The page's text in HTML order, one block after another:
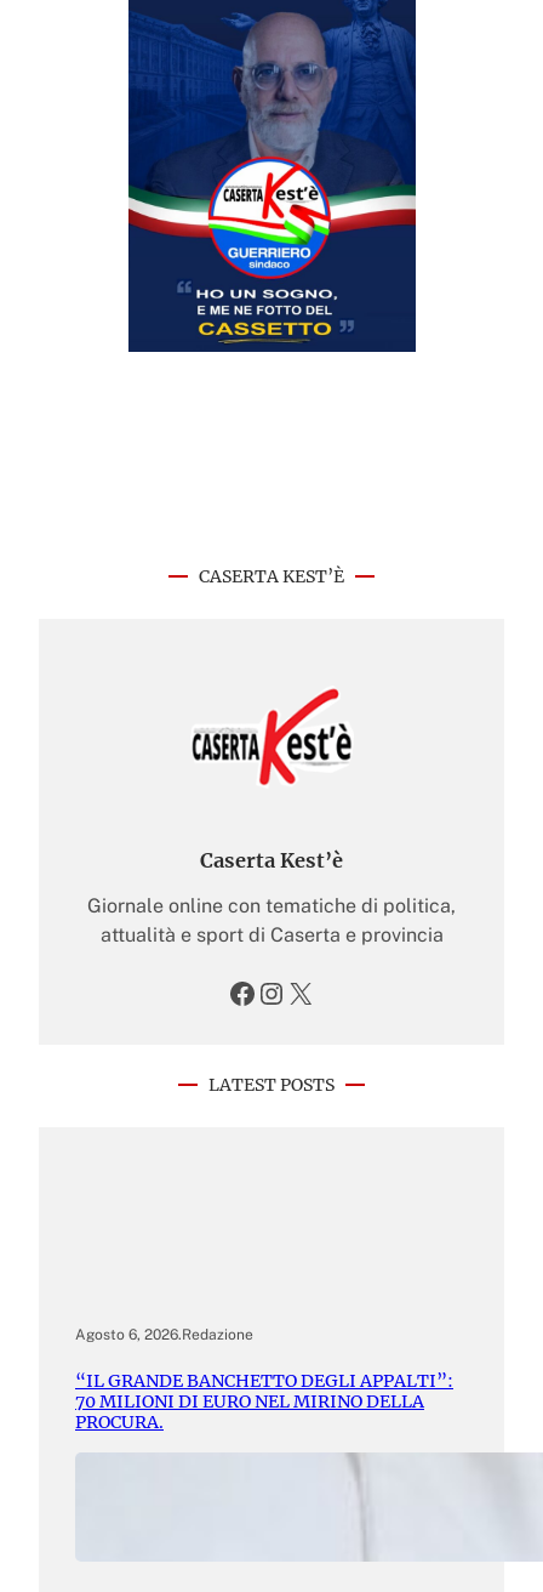
CASERTA KEST’È
Caserta Kest’è
Giornale online con tematiche di politica,
attualità e sport di Caserta e provincia
Facebook Instagram X
LATEST POSTS
Agosto 6, 2026.Redazione
“IL GRANDE BANCHETTO DEGLI APPALTI”:
70 MILIONI DI EURO NEL MIRINO DELLA
PROCURA.